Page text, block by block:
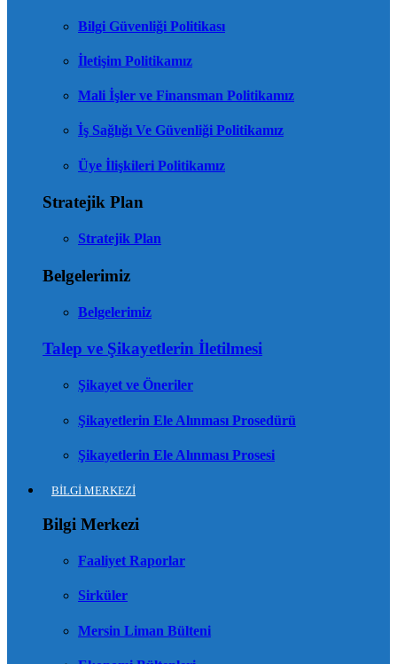
Bilgi Güvenliği Politikası
İletişim Politikamız
Mali İşler ve Finansman Politikamız
İş Sağlığı Ve Güvenliği Politikamız
Üye İlişkileri Politikamız
Stratejik Plan
Stratejik Plan
Belgelerimiz
Belgelerimiz
Talep ve Şikayetlerin İletilmesi
Şikayet ve Öneriler
Şikayetlerin Ele Alınması Prosedürü
Şikayetlerin Ele Alınması Prosesi
BİLGİ MERKEZİ
Bilgi Merkezi
Faaliyet Raporlar
Sirküler
Mersin Liman Bülteni